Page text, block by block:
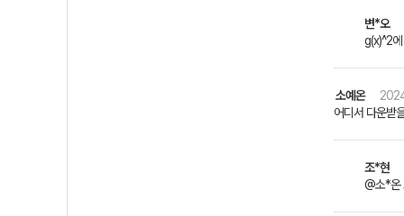
변*오
g(x)^2
소예온
어디서 다운받
조*현
@소*온